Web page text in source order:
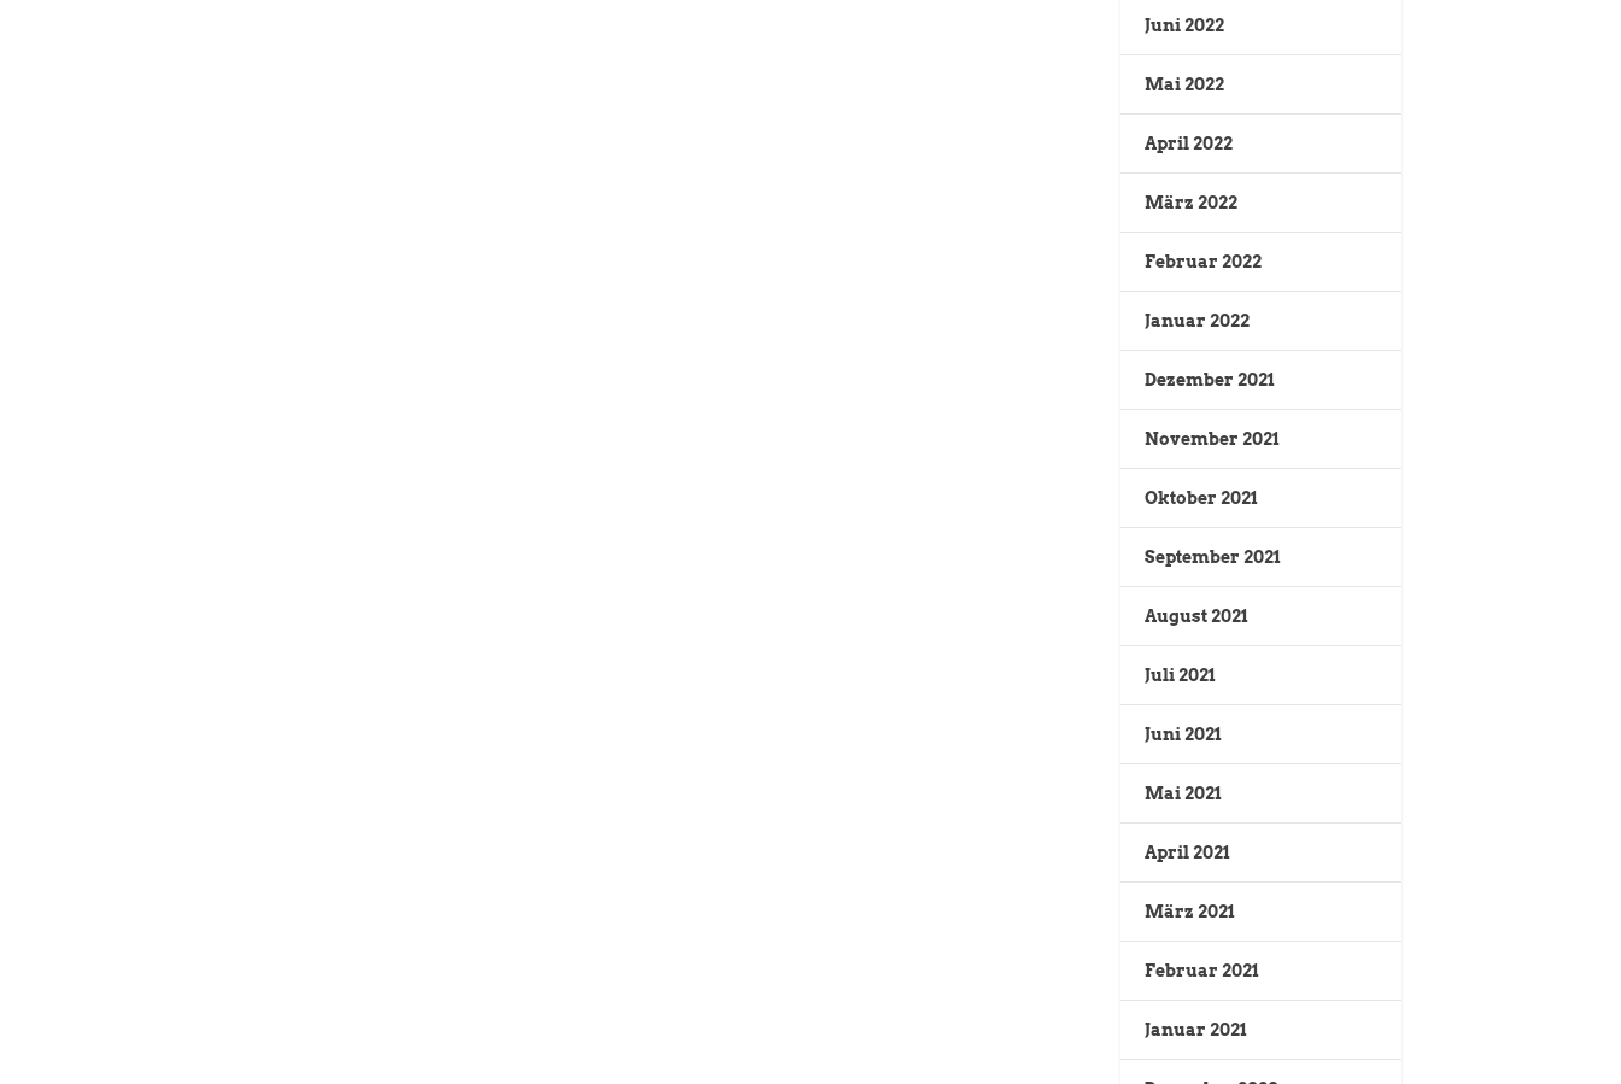
Juni 2022
Mai 2022
April 2022
März 2022
Februar 2022
Januar 2022
Dezember 2021
November 2021
Oktober 2021
September 2021
August 2021
Juli 2021
Juni 2021
Mai 2021
April 2021
März 2021
Februar 2021
Januar 2021